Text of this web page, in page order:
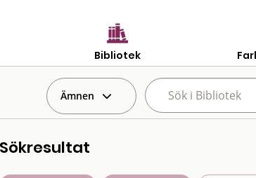
Bibliotek
Ämnen
Sökresultat